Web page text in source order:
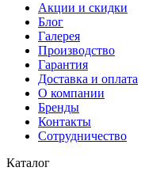
Акции и скидки
Блог
Галерея
Производство
Гарантия
Доставка и оплата
О компании
Бренды
Контакты
Сотрудничество
Каталог